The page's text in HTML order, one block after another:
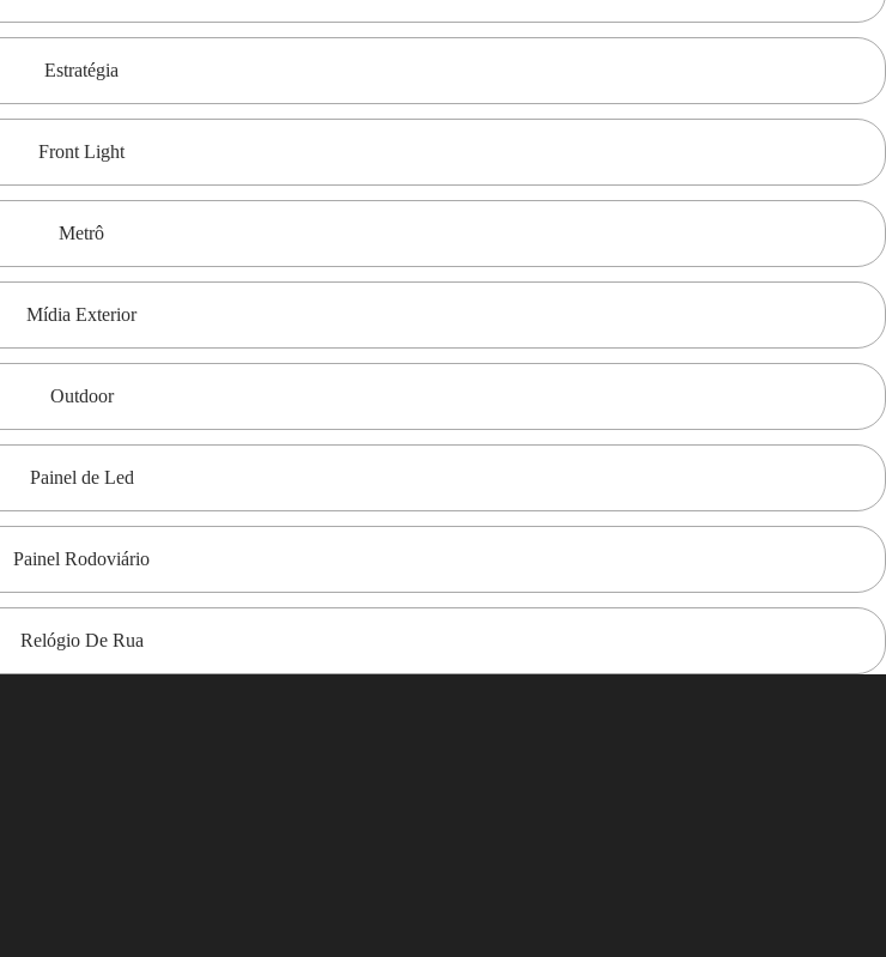
Estratégia
Front Light
Metrô
Mídia Exterior
Outdoor
Painel de Led
Painel Rodoviário
Relógio De Rua